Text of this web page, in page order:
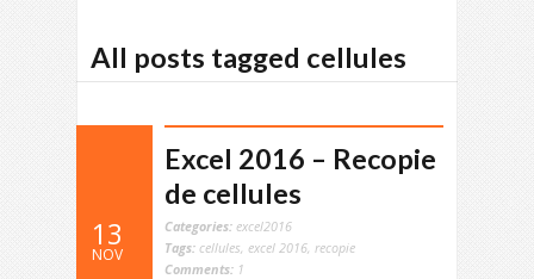
All posts tagged cellules
13
NOV
Excel 2016 – Recopie
de cellules
Categories: excel2016
Tags: cellules, excel 2016, recopie
Comments: 1